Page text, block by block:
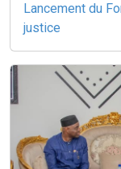
Lancement du
justice